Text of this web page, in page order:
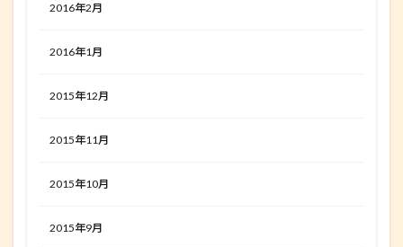
2016年2月
2016年1月
2015年12月
2015年11月
2015年10月
2015年9月